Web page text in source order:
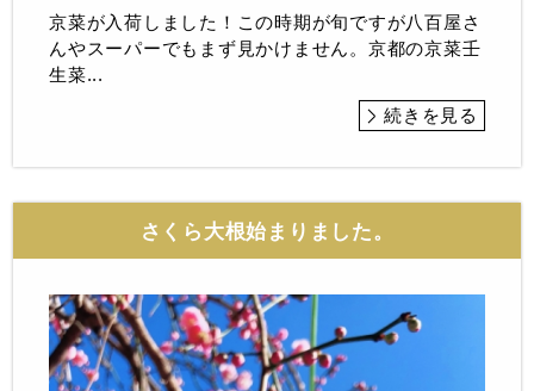
京菜が入荷しました！この時期が旬ですが八百屋さ
んやスーパーでもまず見かけません。京都の京菜壬
生菜...
続きを見る
さくら大根始まりました。